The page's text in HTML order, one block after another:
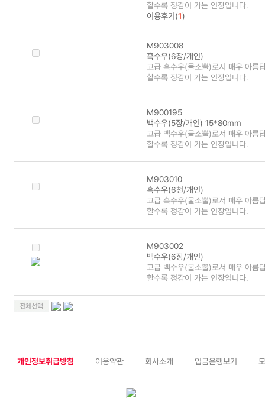
할수록 정감이 가는 인장입니다.
이용후기(1)
M903008
흑수우(6장/개인)
고급 흑수우(물소뿔)로서 매우 아름
할수록 정감이 가는 인장입니다.
M900195
백수우(5장/개인) 15*80mm
고급 백수우(물소뿔)로서 매우 아름
할수록 정감이 가는 인장입니다.
M903010
흑수우(6천/개인)
고급 흑수우(물소뿔)로서 매우 아름
할수록 정감이 가는 인장입니다.
M903002
백수우(6장/개인)
고급 백수우(물소뿔)로서 매우 아름
할수록 정감이 가는 인장입니다.
개인정보취급방침 이용약관 회사소개 입금은행보기